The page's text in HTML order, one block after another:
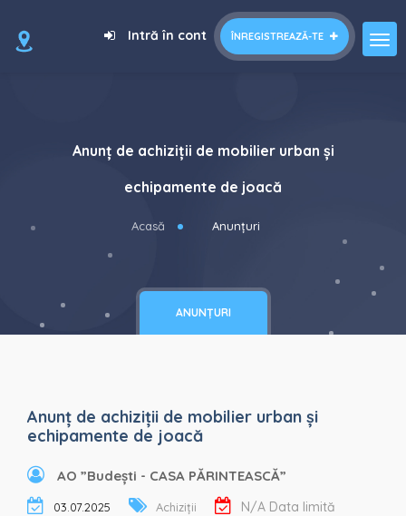
ÎNREGISTREAZĂ-TE
Intră în cont
Anunț de achiziții de mobilier urban și
echipamente de joacă
Acasă Anunțuri
ANUNȚURI
Anunț de achiziții de mobilier urban și
echipamente de joacă
AO ”Budești - CASA PĂRINTEASCĂ”
03.07.2025 Achiziții N/A Data limită